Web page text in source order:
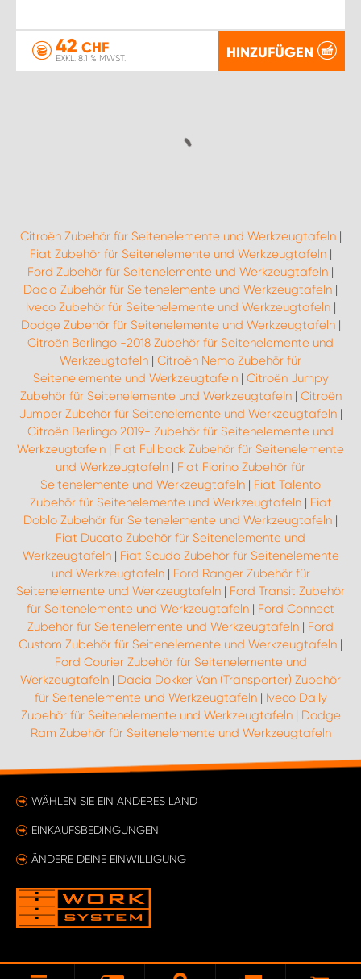
42 CHF
EXKL. 8.1 % MWST. HINZUFÜGEN
Citroën Zubehör für Seitenelemente und Werkzeugtafeln|
Fiat Zubehör für Seitenelemente und Werkzeugtafeln|
Ford Zubehör für Seitenelemente und Werkzeugtafeln |
Dacia Zubehör für Seitenelemente und Werkzeugtafeln |
Iveco Zubehör für Seitenelemente und Werkzeugtafeln|
Dodge Zubehör für Seitenelemente und Werkzeugtafeln|
Citroën Berlingo -2018 Zubehör für Seitenelemente und
Werkzeugtafeln | Citroën Nemo Zubehör für
Seitenelemente und Werkzeugtafeln| Citroën Jumpy
Zubehör für Seitenelemente und Werkzeugtafeln| Citroën
Jumper Zubehör für Seitenelemente und Werkzeugtafeln|
Citroën Berlingo 2019- Zubehör für Seitenelemente und
Werkzeugtafeln | Fiat Fullback Zubehör für Seitenelemente
und Werkzeugtafeln | Fiat Fiorino Zubehör für
Seitenelemente und Werkzeugtafeln | Fiat Talento
Zubehör für Seitenelemente und Werkzeugtafeln| Fiat
Doblo Zubehör für Seitenelemente und Werkzeugtafeln |
Fiat Ducato Zubehör für Seitenelemente und
Werkzeugtafeln| Fiat Scudo Zubehör für Seitenelemente
und Werkzeugtafeln| Ford Ranger Zubehör für
Seitenelemente und Werkzeugtafeln | Ford Transit Zubehör
für Seitenelemente und Werkzeugtafeln | Ford Connect
Zubehör für Seitenelemente und Werkzeugtafeln | Ford
Custom Zubehör für Seitenelemente und Werkzeugtafeln |
Ford Courier Zubehör für Seitenelemente und
Werkzeugtafeln | Dacia Dokker Van (Transporter) Zubehör
für Seitenelemente und Werkzeugtafeln| Iveco Daily
Zubehör für Seitenelemente und Werkzeugtafeln| Dodge
Ram Zubehör für Seitenelemente und Werkzeugtafeln
WÄHLEN SIE EIN ANDERES LAND
EINKAUFSBEDINGUNGEN
ÄNDERE DEINE EINWILLIGUNG